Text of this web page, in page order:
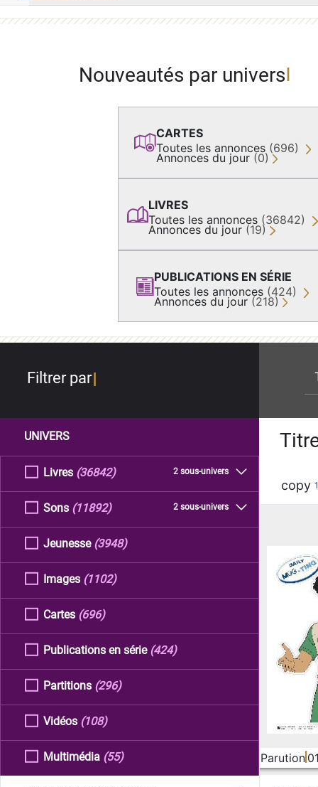
Nouveautés par univers
CARTES
Toutes les annonces (696)
Annonces du jour (0)
LIVRES
Toutes les annonces (36842)
Annonces du jour (19)
PUBLICATIONS EN SÉRIE
Toutes les annonces (424)
Annonces du jour (218)
Filtrer par
UNIVERS
Livres 2 sous-univers
(36842)
Sons 2 sous-univers
(11892)
Jeunesse (3948)
Images (1102)
Cartes (696)
Publications en série (424)
Partitions (296)
Vidéos (108)
Multimédia (55)
copy
Parution